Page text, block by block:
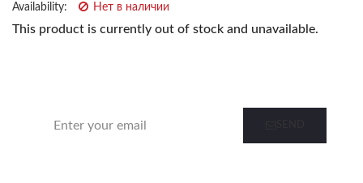
Availability: Нет в наличии
This product is currently out of stock and unavailable.